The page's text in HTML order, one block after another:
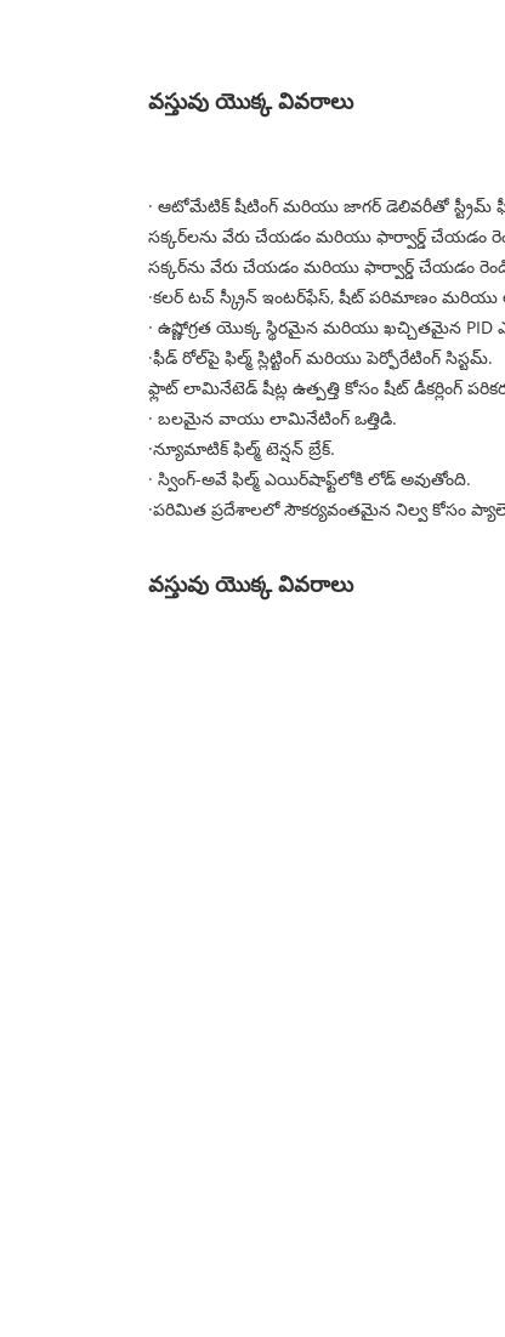
వస్తువు యొక్క వివరాలు
· ఆటోమేటిక్ షీటింగ్ మరియు జాగర్ డెలివరీతో స్ట్రీమ్
సక్కర్‌లను వేరు చేయడం మరియు ఫార్వార్డ్ చేయడం
సక్కర్‌ను వేరు చేయడం మరియు ఫార్వార్డ్ చేయడం
·కలర్ టచ్ స్క్రీన్ ఇంటర్‌ఫేస్, షీట్ పరిమాణం మరియు
· ఉష్ణోగ్రత యొక్క స్థిరమైన మరియు ఖచ్చితమైన PID
·ఫీడ్ రోల్‌పై ఫిల్మ్ స్లిట్టింగ్ మరియు పెర్ఫోరేటింగ్ సిస్టమ్.
ఫ్లాట్ లామినేటెడ్ షీట్ల ఉత్పత్తి కోసం షీట్ డీకర్లింగ్
· బలమైన వాయు లామినేటింగ్ ఒత్తిడి.
·న్యూమాటిక్ ఫిల్మ్ టెన్షన్ బ్రేక్.
· స్వింగ్-అవే ఫిల్మ్ ఎయిర్‌షాఫ్ట్‌లోకి లోడ్ అవుతోంది.
·పరిమిత ప్రదేశాలలో సౌకర్యవంతమైన నిల్వ కోసం
వస్తువు యొక్క వివరాలు